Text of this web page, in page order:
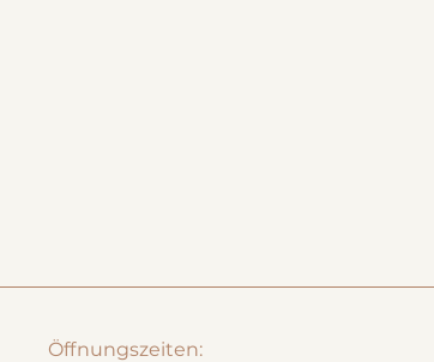
Öffnungszeiten: